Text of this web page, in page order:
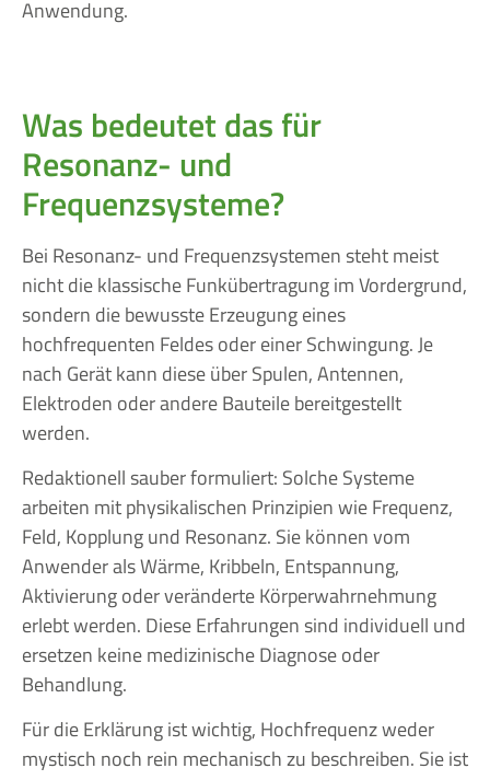
Anwendung.
Was bedeutet das für
Resonanz- und
Frequenzsysteme?
Bei Resonanz- und Frequenzsystemen steht meist
nicht die klassische Funkübertragung im Vordergrund,
sondern die bewusste Erzeugung eines
hochfrequenten Feldes oder einer Schwingung. Je
nach Gerät kann diese über Spulen, Antennen,
Elektroden oder andere Bauteile bereitgestellt
werden.
Redaktionell sauber formuliert: Solche Systeme
arbeiten mit physikalischen Prinzipien wie Frequenz,
Feld, Kopplung und Resonanz. Sie können vom
Anwender als Wärme, Kribbeln, Entspannung,
Aktivierung oder veränderte Körperwahrnehmung
erlebt werden. Diese Erfahrungen sind individuell und
ersetzen keine medizinische Diagnose oder
Behandlung.
Für die Erklärung ist wichtig, Hochfrequenz weder
mystisch noch rein mechanisch zu beschreiben. Sie ist